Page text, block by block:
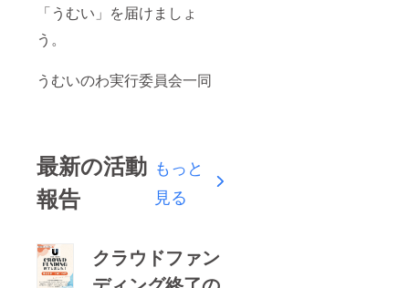
「うむい」を届けましょ
う。
うむいのわ実行委員会一同
最新の活動
報告
もっと
見る
クラウドファン